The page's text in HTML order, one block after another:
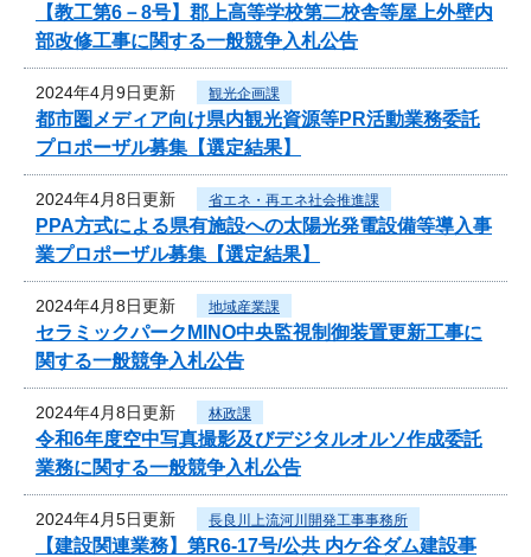
【教工第6－8号】郡上高等学校第二校舎等屋上外壁内
部改修工事に関する一般競争入札公告
2024年4月9日更新 観光企画課
都市圏メディア向け県内観光資源等PR活動業務委託
プロポーザル募集【選定結果】
2024年4月8日更新 省エネ・再エネ社会推進課
PPA方式による県有施設への太陽光発電設備等導入事
業プロポーザル募集【選定結果】
2024年4月8日更新 地域産業課
セラミックパークMINO中央監視制御装置更新工事に
関する一般競争入札公告
2024年4月8日更新 林政課
令和6年度空中写真撮影及びデジタルオルソ作成委託
業務に関する一般競争入札公告
2024年4月5日更新 長良川上流河川開発工事事務所
【建設関連業務】第R6-17号/公共 内ケ谷ダム建設事